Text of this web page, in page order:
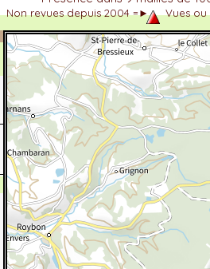
Alpes
Non revues depuis 2004 =► Vues ou